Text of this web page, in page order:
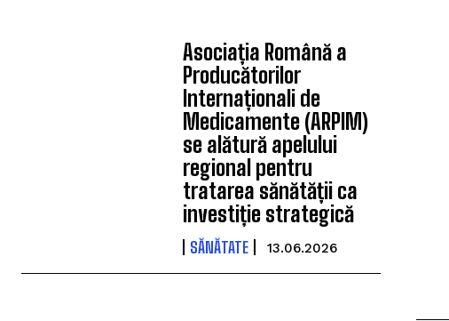
Asociația Română a
Producătorilor
Internaționali de
Medicamente (ARPIM)
se alătură apelului
regional pentru
tratarea sănătății ca
investiție strategică
SĂNĂTATE 13.06.2026